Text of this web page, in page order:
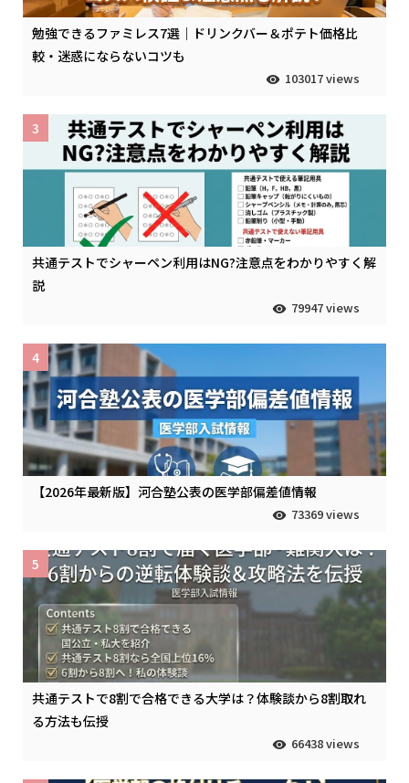
勉強できるファミレス7選｜ドリンクバー＆ポテト価格比
較・迷惑にならないコツも
103017 views
共通テストでシャーペン利用はNG?注意点をわかりやすく解
説
79947 views
3
【2026年最新版】河合塾公表の医学部偏差値情報
73369 views
4
共通テストで8割で合格できる大学は？体験談から8割取れ
る方法も伝授
66438 views
5